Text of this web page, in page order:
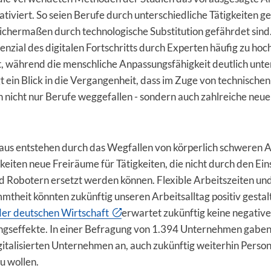
So seien Berufe durch unterschiedliche Tätigkeiten
durch technologische Substitution gefährdet
des digitalen Fortschritts durch Experten häufig zu
während die menschliche Anpassungsfähigkeit deutlich
ein Blick in die Vergangenheit, dass im Zuge von technischen
nicht nur Berufe weggefallen - sondern auch zahlreiche
entstehen durch das Wegfallen von körperlich schweren
neue Freiräume für Tätigkeiten, die nicht durch den
Robotern ersetzt werden können. Flexible Arbeitszeiten
könnten zukünftig unseren Arbeitsalltag positiv
deutschen Wirtschaft
erwartet zukünftig keine
In einer Befragung von 1.394 Unternehmen
Unternehmen an, auch zukünftig weiterhin
wollen.